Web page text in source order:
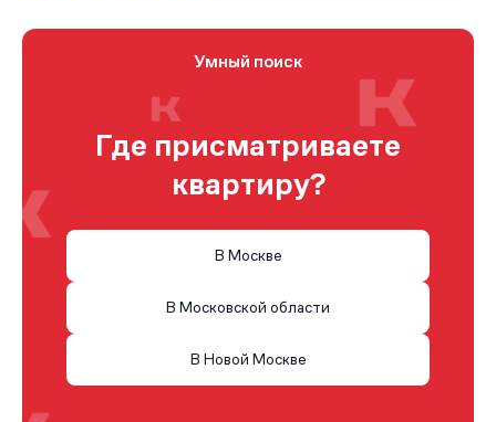
Умный поиск
Где присматриваете
квартиру?
В Москве
В Московской области
В Новой Москве